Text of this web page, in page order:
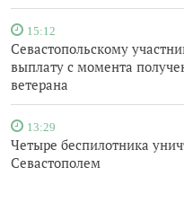
15:12
Севастопольскому
выплату с момента
ветерана
13:29
Четыре беспилотника
Севастополем